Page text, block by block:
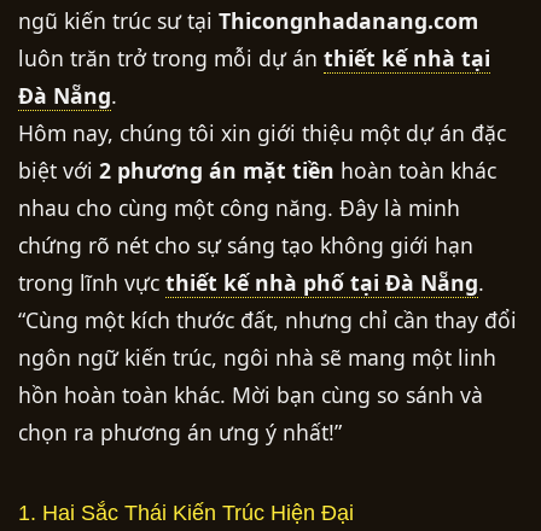
ngũ kiến trúc sư tại Thicongnhadanang.com
luôn trăn trở trong mỗi dự án thiết kế nhà tại
Đà Nẵng.
Hôm nay, chúng tôi xin giới thiệu một dự án đặc
biệt với 2 phương án mặt tiền hoàn toàn khác
nhau cho cùng một công năng. Đây là minh
chứng rõ nét cho sự sáng tạo không giới hạn
trong lĩnh vực thiết kế nhà phố tại Đà Nẵng.
“Cùng một kích thước đất, nhưng chỉ cần thay đổi
ngôn ngữ kiến trúc, ngôi nhà sẽ mang một linh
hồn hoàn toàn khác. Mời bạn cùng so sánh và
chọn ra phương án ưng ý nhất!”
1. Hai Sắc Thái Kiến Trúc Hiện Đại